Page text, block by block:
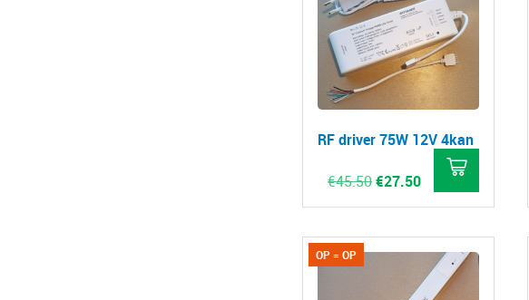
RF driver 75W 12V 4kan
€45.50Oorspronkelijke
was:
€27.50Huidige
prijs
is:
OP = OP